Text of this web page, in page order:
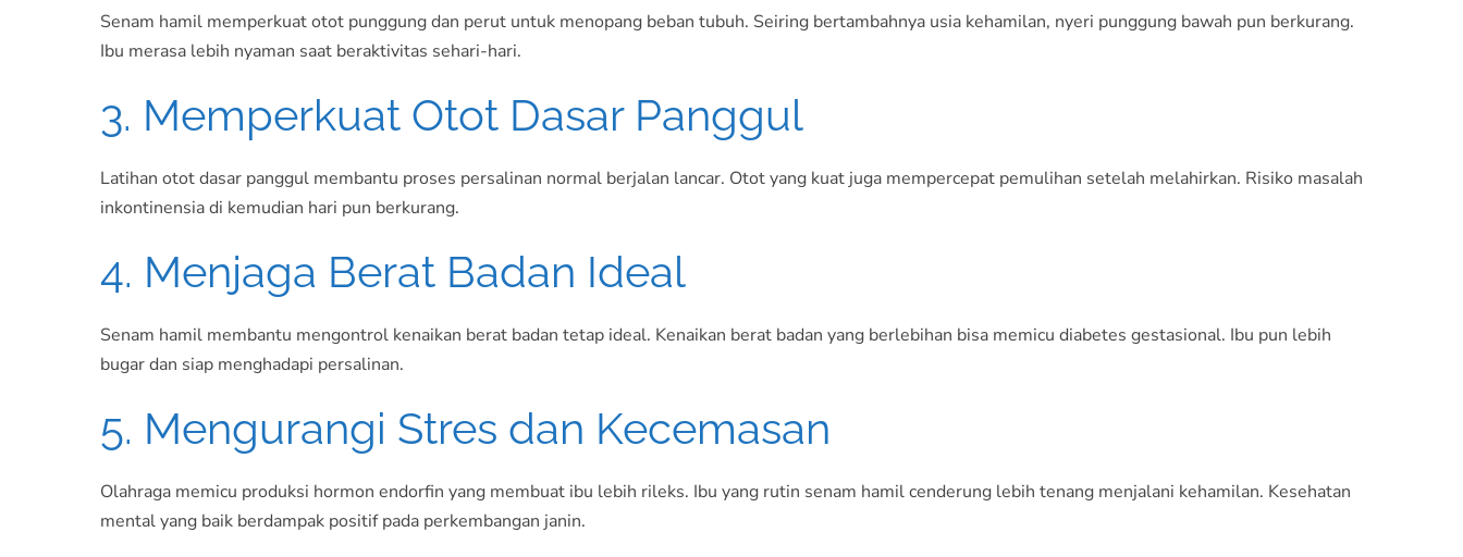
Senam hamil memperkuat otot punggung dan perut untuk menopang beban tubuh. Seiring bertambahnya usia kehamilan, nyeri punggung bawah pun berkurang.
Ibu merasa lebih nyaman saat beraktivitas sehari-hari.
3. Memperkuat Otot Dasar Panggul
Latihan otot dasar panggul membantu proses persalinan normal berjalan lancar. Otot yang kuat juga mempercepat pemulihan setelah melahirkan. Risiko masalah
inkontinensia di kemudian hari pun berkurang.
4. Menjaga Berat Badan Ideal
Senam hamil membantu mengontrol kenaikan berat badan tetap ideal. Kenaikan berat badan yang berlebihan bisa memicu diabetes gestasional. Ibu pun lebih
bugar dan siap menghadapi persalinan.
5. Mengurangi Stres dan Kecemasan
Olahraga memicu produksi hormon endorfin yang membuat ibu lebih rileks. Ibu yang rutin senam hamil cenderung lebih tenang menjalani kehamilan. Kesehatan
mental yang baik berdampak positif pada perkembangan janin.